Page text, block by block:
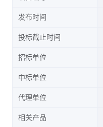
发布时间
投标截止时间
招标单位
中标单位
代理单位
相关产品